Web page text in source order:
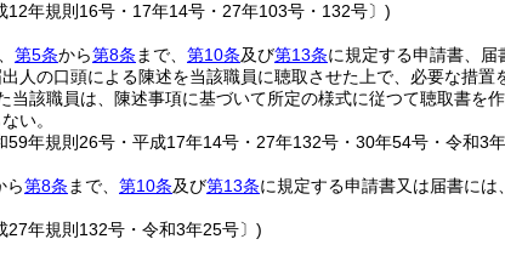
12年規則16号・17年14号・27年103号・132号〕)
第5条から第8条 まで、 第10条及び第13条に規定する申請書、
人の口頭による陳述を当該職員に聴取させた上で、必要な措
当該職員は、陳述事項に基づいて所定の様式に従つて聴取書を
い。
59年規則26号・平成17年14号・27年132号・30年54号・令和3
ら第8条 まで、 第10条及び第13条に規定する申請書又は届書に
27年規則132号・令和3年25号〕)